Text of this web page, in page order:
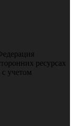
ресурсах
учетом